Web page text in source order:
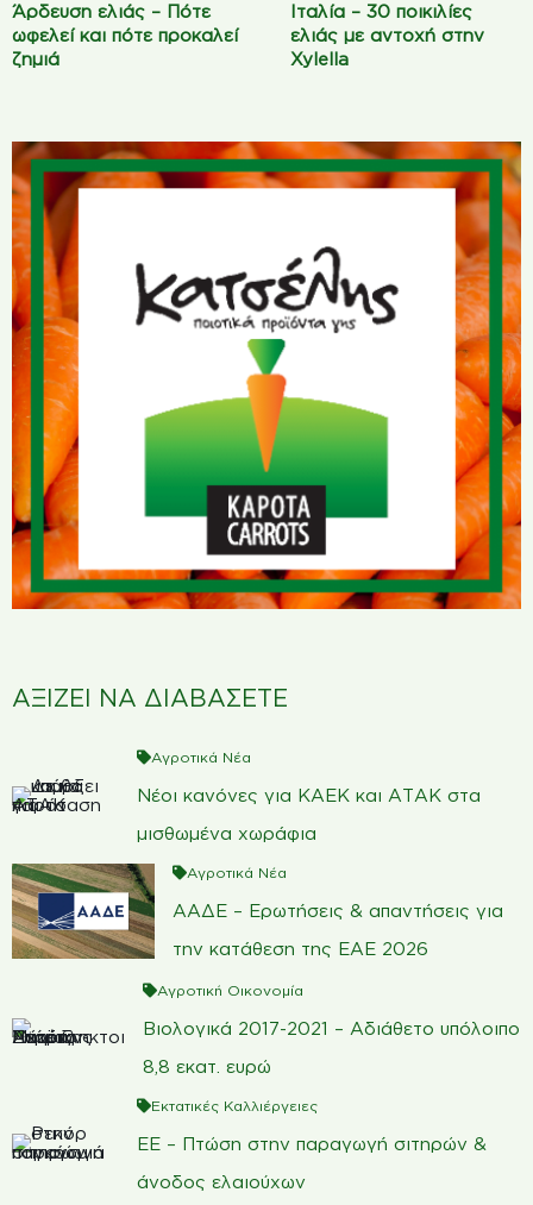
Άρδευση ελιάς – Πότε
ωφελεί και πότε προκαλεί
ζημιά
Ιταλία – 30 ποικιλίες
ελιάς με αντοχή στην
Xylella
ΑΞΙΖΕΙ ΝΑ ΔΙΑΒΑΣΕΤΕ
Αγροτικά Νέα
Νέοι κανόνες για ΚΑΕΚ και ΑΤΑΚ στα
μισθωμένα χωράφια
Αγροτικά Νέα
ΑΑΔΕ – Ερωτήσεις & απαντήσεις για
την κατάθεση της ΕΑΕ 2026
Αγροτική Οικονομία
Βιολογικά 2017-2021 – Αδιάθετο υπόλοιπο
8,8 εκατ. ευρώ
Εκτατικές Καλλιέργειες
ΕΕ – Πτώση στην παραγωγή σιτηρών &
άνοδος ελαιούχων